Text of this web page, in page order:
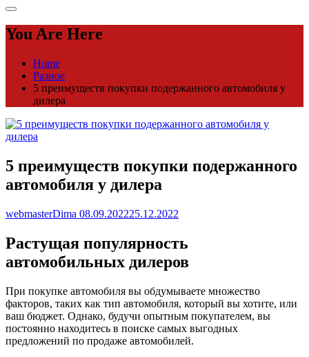
You Are Here
Home
Разное
5 преимуществ покупки подержанного автомобиля у
дилера
5 преимуществ покупки подержанного
автомобиля у дилера
webmasterDima 08.09.202225.12.2022
Растущая популярность
автомобильных дилеров
При покупке автомобиля вы обдумываете множество
факторов, таких как тип автомобиля, который вы хотите, или
ваш бюджет. Однако, будучи опытным покупателем, вы
постоянно находитесь в поиске самых выгодных
предложений по продаже автомобилей.